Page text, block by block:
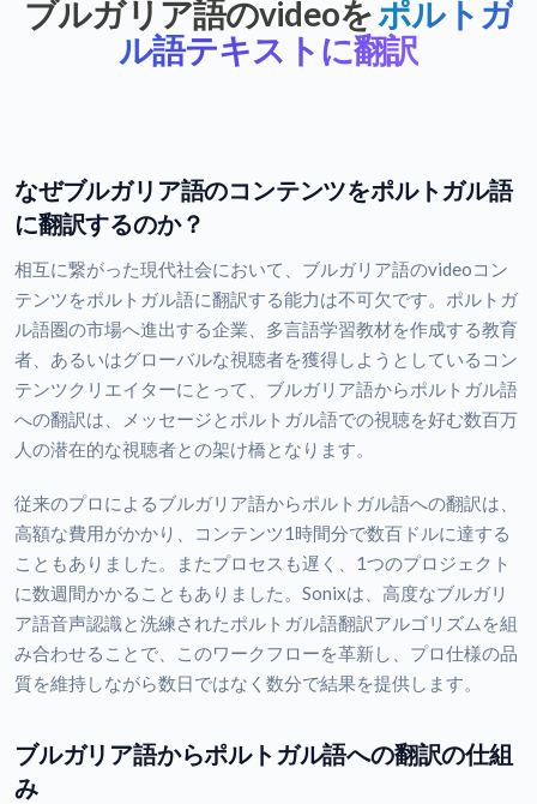
ブルガリア語のvideoをポルトガ
ル語テキストに翻訳
なぜブルガリア語のコンテンツをポルトガル語
に翻訳するのか？
相互に繋がった現代社会において、ブルガリア語のvideoコン
テンツをポルトガル語に翻訳する能力は不可欠です。ポルトガ
ル語圏の市場へ進出する企業、多言語学習教材を作成する教育
者、あるいはグローバルな視聴者を獲得しようとしているコン
テンツクリエイターにとって、ブルガリア語からポルトガル語
への翻訳は、メッセージとポルトガル語での視聴を好む数百万
人の潜在的な視聴者との架け橋となります。
従来のプロによるブルガリア語からポルトガル語への翻訳は、
高額な費用がかかり、コンテンツ1時間分で数百ドルに達する
こともありました。またプロセスも遅く、1つのプロジェクト
に数週間かかることもありました。Sonixは、高度なブルガリ
ア語音声認識と洗練されたポルトガル語翻訳アルゴリズムを組
み合わせることで、このワークフローを革新し、プロ仕様の品
質を維持しながら数日ではなく数分で結果を提供します。
ブルガリア語からポルトガル語への翻訳の仕組
み